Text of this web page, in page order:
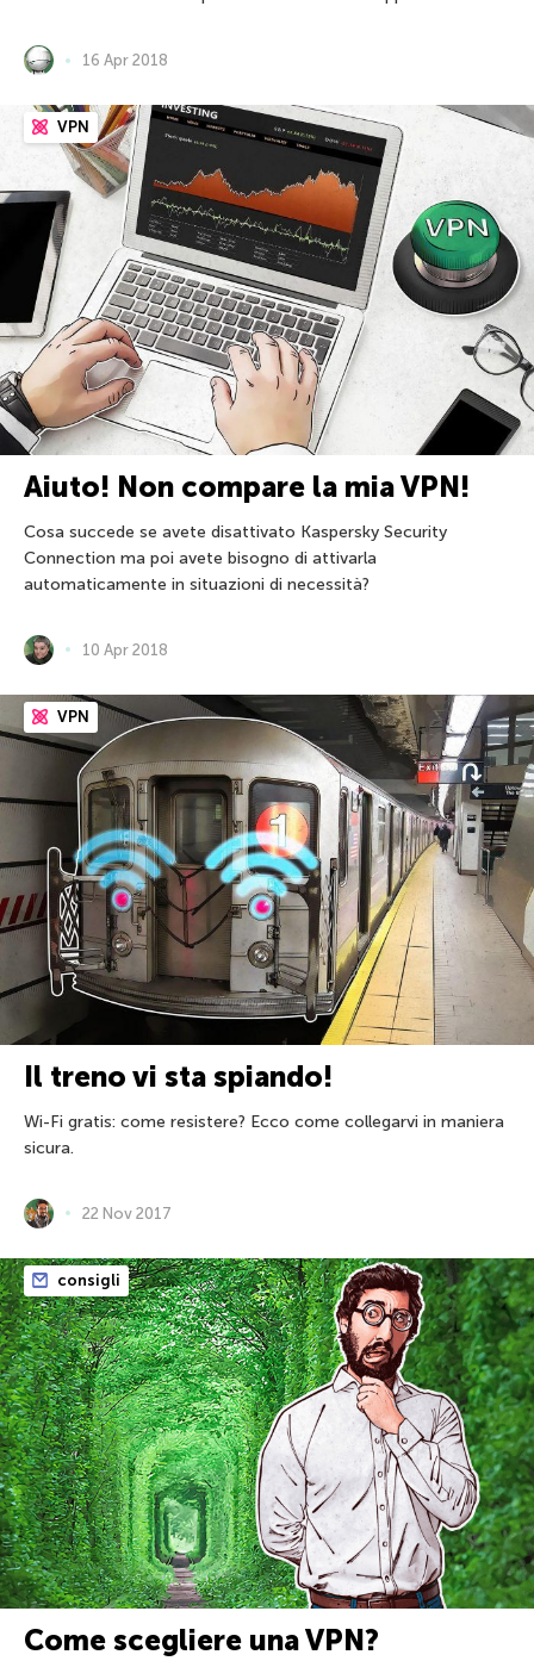
16 Apr 2018
VPN
Aiuto! Non compare la mia VPN!
Cosa succede se avete disattivato Kaspersky Security
Connection ma poi avete bisogno di attivarla
automaticamente in situazioni di necessità?
10 Apr 2018
VPN
Il treno vi sta spiando!
Wi-Fi gratis: come resistere? Ecco come collegarvi in maniera
sicura.
22 Nov 2017
consigli
Come scegliere una VPN?